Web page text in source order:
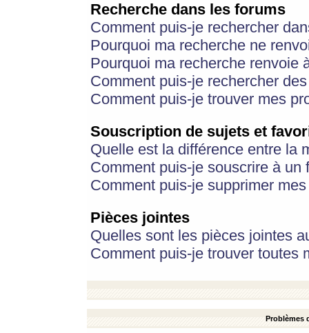
Recherche dans les forums
Comment puis-je rechercher
Pourquoi ma recherche ne
Pourquoi ma recherche renvoie
Comment puis-je rechercher
Comment puis-je trouver mes
Souscription de sujets et
Quelle est la différence entre la
Comment puis-je souscrire à
Comment puis-je supprimer
Pièces jointes
Quelles sont les pièces jointes
Comment puis-je trouver toutes
Problèmes